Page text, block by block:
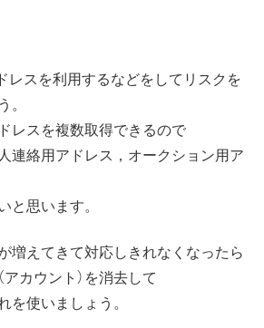
レスを利用するなどをしてリスクを
。
レスを複数取得できるので
連絡用アドレス，オークション用ア
と思います。
増えてきて対応しきれなくなったら
カウント）を消去して
を使いましょう。